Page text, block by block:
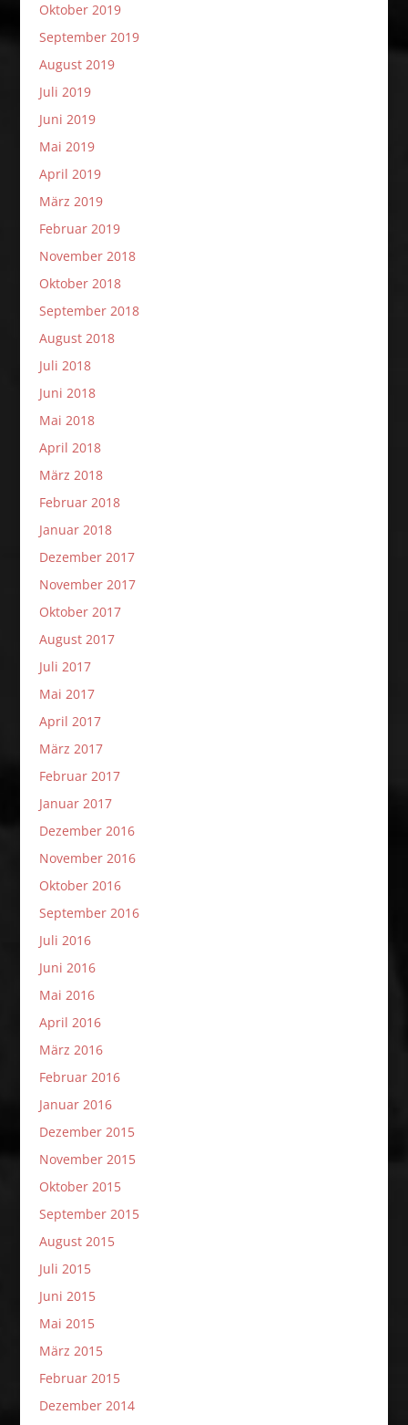
Oktober 2019
September 2019
August 2019
Juli 2019
Juni 2019
Mai 2019
April 2019
März 2019
Februar 2019
November 2018
Oktober 2018
September 2018
August 2018
Juli 2018
Juni 2018
Mai 2018
April 2018
März 2018
Februar 2018
Januar 2018
Dezember 2017
November 2017
Oktober 2017
August 2017
Juli 2017
Mai 2017
April 2017
März 2017
Februar 2017
Januar 2017
Dezember 2016
November 2016
Oktober 2016
September 2016
Juli 2016
Juni 2016
Mai 2016
April 2016
März 2016
Februar 2016
Januar 2016
Dezember 2015
November 2015
Oktober 2015
September 2015
August 2015
Juli 2015
Juni 2015
Mai 2015
März 2015
Februar 2015
Dezember 2014